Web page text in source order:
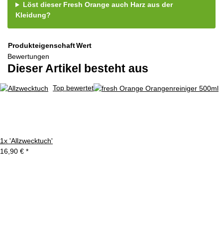
Löst dieser Fresh Orange auch Harz aus der
Kleidung?
ProdukteigenschaftWert
Bewertungen
Dieser Artikel besteht aus
1x 'Allzwecktuch'
16,90 € *
Top bewertet